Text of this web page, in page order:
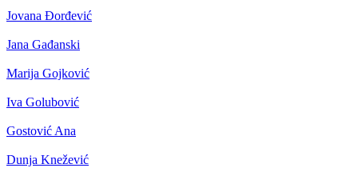
Jovana Đorđević
Jana Gađanski
Marija Gojković
Iva Golubović
Gostović Ana
Dunja Knežević